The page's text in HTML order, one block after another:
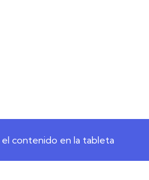
el contenido en la tableta